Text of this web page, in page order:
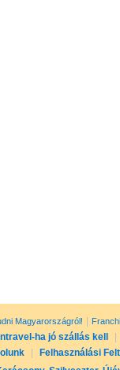
Magyarországról!
ha jó szállás kell
Felhasználási